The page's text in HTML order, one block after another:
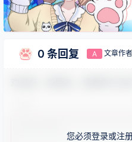
0 条回复 A 文章作者
您必须登录或注